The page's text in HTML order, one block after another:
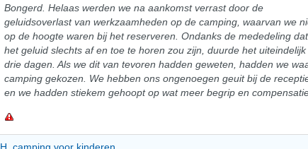
Bongerd. Helaas werden we na aankomst verrast door de
geluidsoverlast van werkzaamheden op de camping, waarvan we
op de hoogte waren bij het reserveren. Ondanks de mededeling dat
het geluid slechts af en toe te horen zou zijn, duurde het uiteindelijk
drie dagen. Als we dit van tevoren hadden geweten, hadden we
camping gekozen. We hebben ons ongenoegen geuit bij de
en we hadden stiekem gehoopt op wat meer begrip en